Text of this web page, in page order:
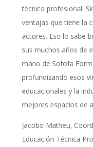
técnico profesional.
ventajas que tiene la
actores. Eso lo sabe
sus muchos años de
mano de Sofofa
profundizando esos
educacionales y la
mejores espacios de
Jacobo Matheu,
Educación Técnica